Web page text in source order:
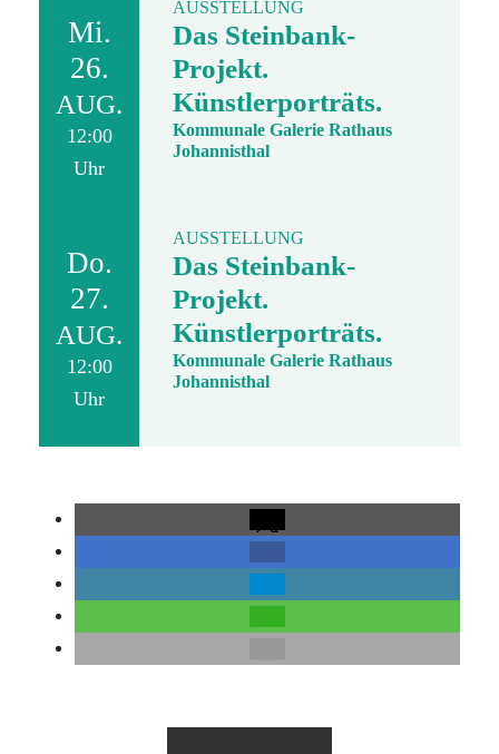
Mi.
26.
AUG.
12:00
Uhr
AUSSTELLUNG
Das Steinbank-
Projekt.
Künstlerporträts.
Kommunale Galerie Rathaus
Johannisthal
Do.
27.
AUG.
12:00
Uhr
AUSSTELLUNG
Das Steinbank-
Projekt.
Künstlerporträts.
Kommunale Galerie Rathaus
Johannisthal